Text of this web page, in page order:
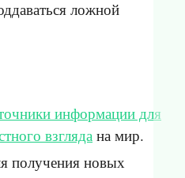
ложной
информации для
взглядана мир.
получения новых